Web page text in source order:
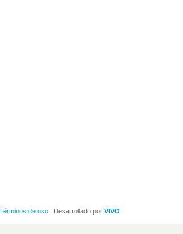
de uso | Desarrollado por VIVO